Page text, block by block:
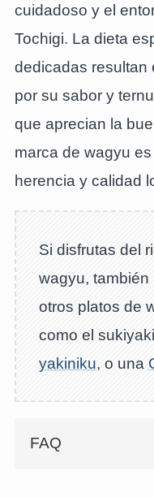
cuidadoso y el
Tochigi. La dieta
dedicadas resultan
por su sabor y
que aprecian la
marca de wagyu
herencia y calidad
Si disfrutas del
wagyu,
otros platos de
como el
yakiniku, o una
FAQ